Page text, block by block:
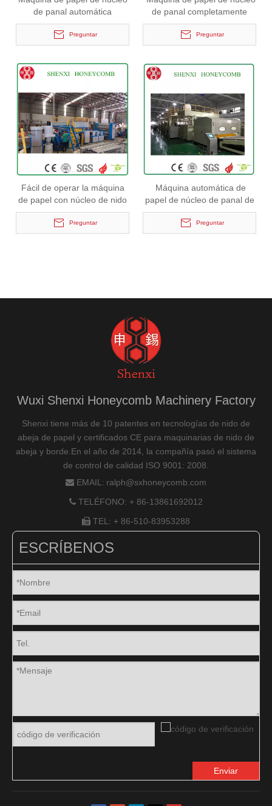
de panal automática
completa continua con CE
Preguntar
de panal completamente
automática de alta velocidad
Preguntar
Fácil de operar la máquina
de papel con núcleo de nido
de abeja automático sin fin
completo
Preguntar
Máquina automática de
papel de núcleo de panal de
alta velocidad de 6 mm
Preguntar
Wuxi Shenxi Honeycomb Machinery Factory
Shenxi tiene más de 10 patentes en tecnologías de nido de
abeja de papel y certificados CE para maquinarias de nido de
abeja y borde.En el año de 2014, la compañía pasó el sistema
de control de calidad ISO 9001: 2008.
 EMAIL: ralph@sxhoneycomb.com
 TELÉFONO: + 86-13861692012
 TEL: + 86-510-83953288
ESCRÍBENOS
Enviar